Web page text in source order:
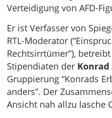
Verteidigung von AFD-
Er ist Verfasser von
RTL-Moderator
Rechtsirrtümer”),
Stipendiaten der
Gruppierung “Konrads
anders”. Der
Ansicht nah allzu lasche